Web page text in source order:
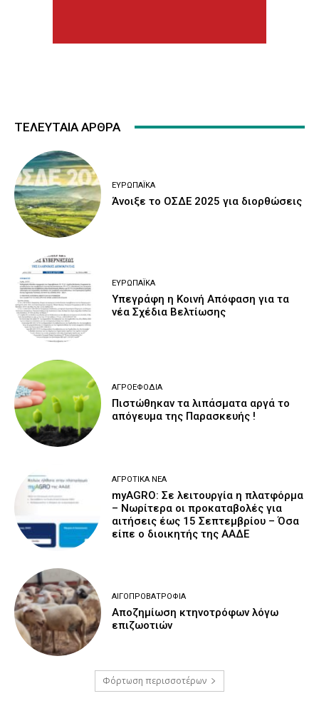
ΤΕΛΕΥΤΑΙΑ ΑΡΘΡΑ
ΕΥΡΩΠΑΪΚΆ
Άνοιξε το ΟΣΔΕ 2025 για διορθώσεις
ΕΥΡΩΠΑΪΚΆ
Υπεγράφη η Κοινή Απόφαση για τα
νέα Σχέδια Βελτίωσης
ΑΓΡΟΕΦΌΔΙΑ
Πιστώθηκαν τα λιπάσματα αργά το
απόγευμα της Παρασκευής !
ΑΓΡΟΤΙΚΆ ΝΈΑ
myAGRO: Σε λειτουργία η πλατφόρμα
– Νωρίτερα οι προκαταβολές για
αιτήσεις έως 15 Σεπτεμβρίου – Όσα
είπε ο διοικητής της ΑΑΔΕ
ΑΙΓΟΠΡΟΒΑΤΡΟΦΊΑ
Αποζημίωση κτηνοτρόφων λόγω
επιζωοτιών
Φόρτωση περισσοτέρων